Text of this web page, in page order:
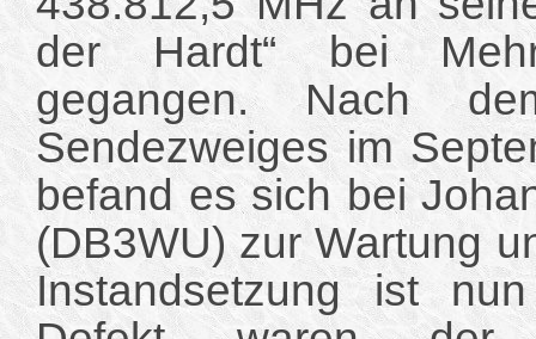
der Hardt“ bei
gegangen. Nach
Sendezweiges im
befand es sich bei
(DB3WU) zur Wartung
Instandsetzung ist